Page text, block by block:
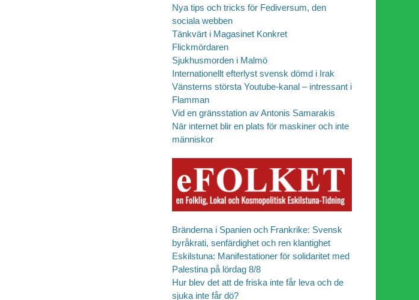
Nya tips och tricks för Fediversum, den
sociala webben
Tänkvärt i Magasinet Konkret
Flickmördaren
Sjukhusmorden i Malmö
Internationellt efterlyst svensk dömd i Irak
Vänsterns största Youtube-kanal – intressant i
Flamman
Vid en gränsstation av Antonis Samarakis
När internet blir en plats för maskiner och inte
människor
Bränderna i Spanien och Frankrike: Svensk
byråkrati, senfärdighet och ren klantighet
Eskilstuna: Manifestationer för solidaritet med
Palestina på lördag 8/8
Hur blev det att de friska inte får leva och de
sjuka inte får dö?